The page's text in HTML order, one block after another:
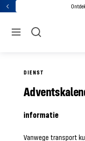
GaTerug
navigatie
DIENST
informatie
Vanwege transport